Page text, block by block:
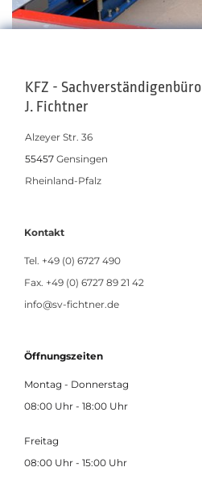
KFZ - Sachverständigenbüro
J. Fichtner
Alzeyer Str. 36
55457 Gensingen
Rheinland-Pfalz
Kontakt
Tel. +49 (0) 6727 490
Fax. +49 (0) 6727 89 21 42
info@sv-fichtner.de
Öffnungszeiten
Montag - Donnerstag
08:00 Uhr - 18:00 Uhr
Freitag
08:00 Uhr - 15:00 Uhr